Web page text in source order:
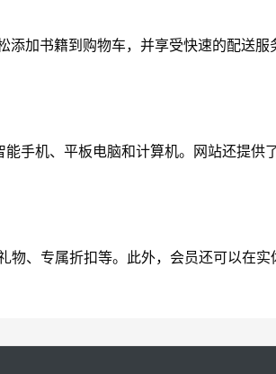
添加书籍到购物车，并享受快速的配送服
手机、平板电脑和计算机。网站还提供
物、专属折扣等。此外，会员还可以在实